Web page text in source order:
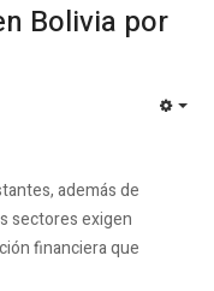
Bolivia por
además de
sectores exigen
financiera que